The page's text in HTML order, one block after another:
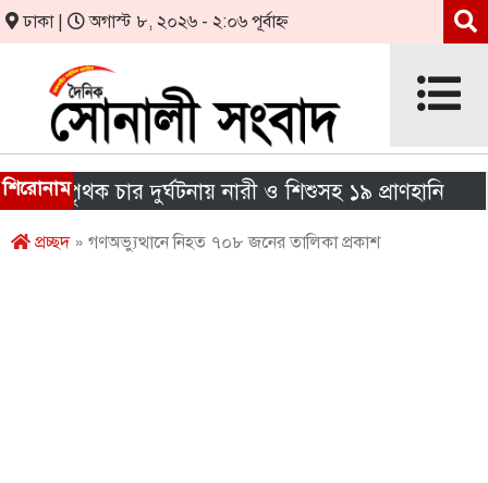
ঢাকা | অগাস্ট ৮, ২০২৬ - ২:০৬ পূর্বাহ্ন
শিরোনাম
পৃথক চার দুর্ঘটনায় নারী ও শিশুসহ ১৯ প্রাণহানি
প্রচ্ছদ» গণঅভ্যুত্থানে নিহত ৭০৮ জনের তালিকা প্রকাশ